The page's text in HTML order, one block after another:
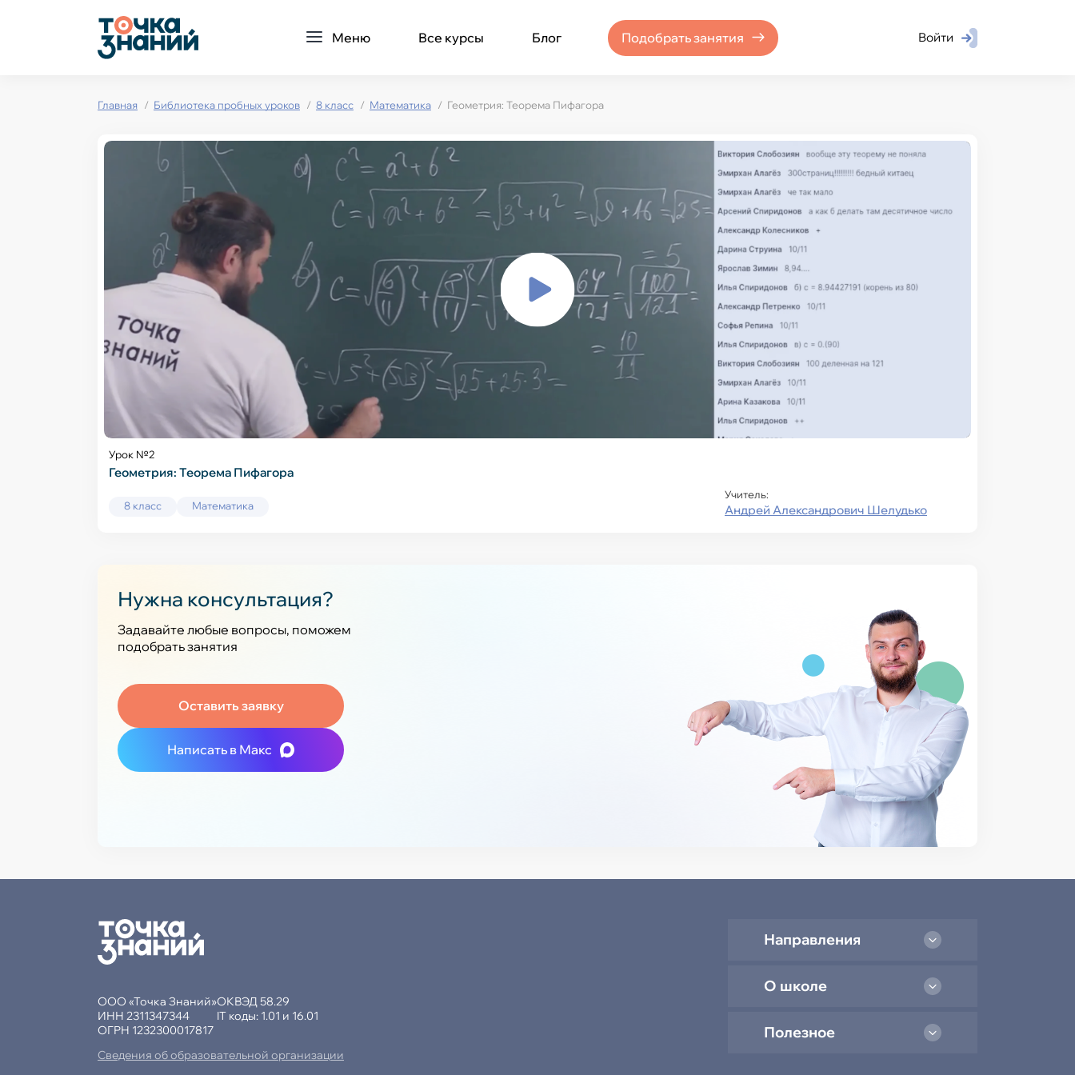
Меню Все курсы Блог Подобрать занятия Войти
Главная Библиотека пробных уроков 8 класс Математика Геометрия: Теорема Пифагора
Урок №2
Геометрия: Теорема Пифагора
8 класс Математика
Учитель:
Андрей Александрович Шелудько
Нужна консультация?
Задавайте любые вопросы, поможем
подобрать занятия
Оставить заявку
Написать в Макс
ООО «Точка Знаний»
ИНН 2311347344
ОГРН 1232300017817
ОКВЭД 58.29
IT коды: 1.01 и 16.01
Сведения об образовательной организации
Направления
О школе
Полезное